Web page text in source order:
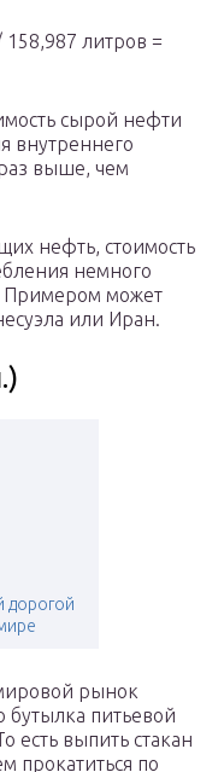
литров =
сырой нефти
внутреннего
выше, чем
нефть, стоимость
немного
Примером может
или Иран.
дорогой
рынок
питьевой
есть выпить стакан
прокатиться по